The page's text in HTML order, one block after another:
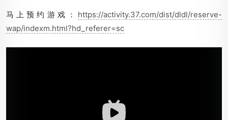
马上预约游戏： https://activity.37.com/dist/dldl/reserve-
wap/indexm.html?hd_referer=sc